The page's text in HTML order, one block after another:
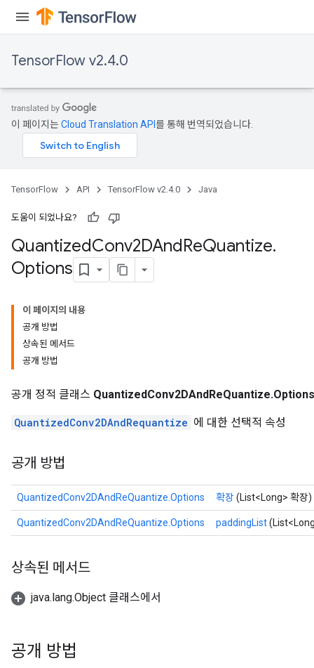
TensorFlow v2.4.0
이 페이지는Cloud Translation API 를 통해 번역되었습니다.
TensorFlow API TensorFlow v2.4.0 Java
도움이 되었나요?
QuantizedConv2DAndReQuantize.
Options
이 페이지의 내용
공개 방법
상속된 메서드
공개 방법
공개 정적 클래스 QuantizedConv2DAndReQuantize.Options
QuantizedConv2DAndRequantize 에 대한 선택적 속성
공개 방법
QuantizedConv2DAndReQuantize.Options 확장 (List<Long> 확장)
QuantizedConv2DAndReQuantize.Options paddingList
상속된 메서드
java.lang.Object 클래스에서
공개 방법